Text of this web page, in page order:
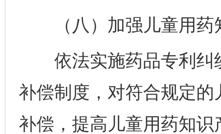
（八）加强儿童用药
依法实施药品专利纠
补偿制度，对符合规定
补偿，提高儿童用药知